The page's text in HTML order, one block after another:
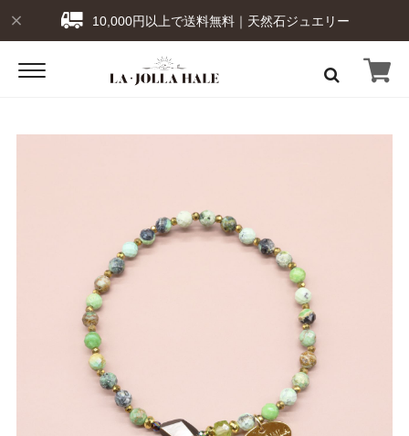
10,000円以上で送料無料｜天然石ジュエリー